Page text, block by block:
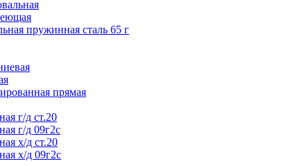
пружинная сталь 65 г
прямая
г/д ст.20
г/д 09г2с
х/д ст.20
х/д 09г2с